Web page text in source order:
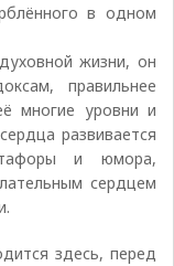
в одном
жизни, он
правильнее
многие уровни и
развивается
и юмора,
сердцем
здесь, перед